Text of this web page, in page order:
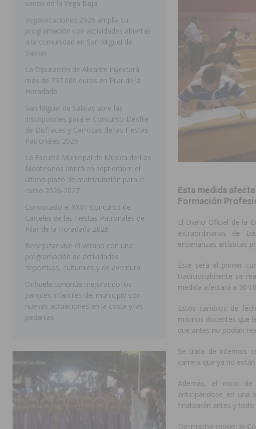
[ 05/08/2026 ]
Orihuela ultima diferentes soluciones para
CEIP Virgen de la Puerta
ORIHUELA
Torrevieja presenta su programación de finales
[ 05/08/2026 ] Sanidad Orihuela llama a observar el eclipse
los desplazamientos
ORIHUELA
Orihuela acogerá una sesión informativa sobre
ORIHUELA
[ 06/08/2026 ]
Redován presenta la programación de sus
[ 06/08/2026 ] El PSOE denuncia una nueva prórroga de la ORA
[ 06/08/2026 ]
La Diputación destina dos millones de euros a
ellos varios de la Vega Baja
COMARCA
[ 06/08/2026 ] Vegavacaciones 2026 amplía su programación
Esta medida
Formación
El Diario Oficial de la
extraordinarias de
enseñanzas artísticas
Este será el primer
tradicionalmente se
medida afectará a
Estos cambios de
mismos docentes que
que antes no podían
Se trata de interinos
carrera que ya no
Además, el inicio
anticipándose en una
finalizarán antes y
Del mismo modo, la
varios de la Vega Baja
Vegavacaciones 2026 amplía su
programación con actividades abiertas
a la comunidad en San Miguel de
Salinas
La Diputación de Alicante inyectará
más de 737.000 euros en Pilar de la
Horadada
San Miguel de Salinas abre las
inscripciones para el Concurso-Desfile
de Disfraces y Carrozas de las Fiestas
Patronales 2026
La Escuela Municipal de Música de Los
Montesinos abrirá en septiembre el
último plazo de matriculación para el
curso 2026-2027
Convocado el XXVII Concurso de
Carteles de las Fiestas Patronales de
Pilar de la Horadada 2026
Benejúzar vive el verano con una
programación de actividades
deportivas, culturales y de aventura
Orihuela continúa mejorando los
parques infantiles del municipio con
nuevas actuaciones en la costa y las
pedanías